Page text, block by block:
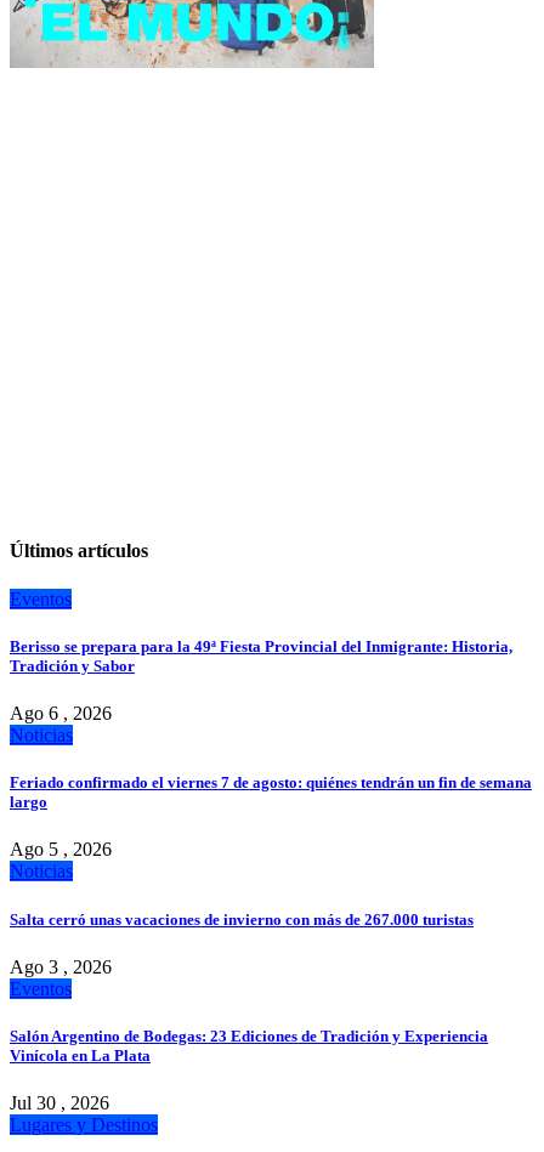
Últimos artículos
Eventos
Berisso se prepara para la 49ª Fiesta Provincial del Inmigrante: Historia,
Tradición y Sabor
Ago 6 , 2026
Noticias
Feriado confirmado el viernes 7 de agosto: quiénes tendrán un fin de semana
largo
Ago 5 , 2026
Noticias
Salta cerró unas vacaciones de invierno con más de 267.000 turistas
Ago 3 , 2026
Eventos
Salón Argentino de Bodegas: 23 Ediciones de Tradición y Experiencia
Vinícola en La Plata
Jul 30 , 2026
Lugares y Destinos